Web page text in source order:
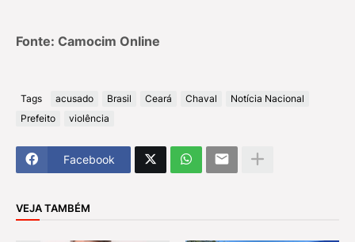
Fonte: Camocim Online
Tags acusado Brasil Ceará Chaval
Notícia Nacional
Prefeito
violência
Facebook
VEJA TAMBÉM